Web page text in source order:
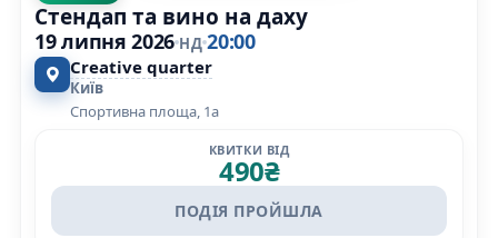
Стендап та вино на даху
19 липня 2026 НД 20:00
Creative quarter
Київ
Спортивна площа, 1а
КВИТКИ ВІД
490₴
ПОДІЯ ПРОЙШЛА